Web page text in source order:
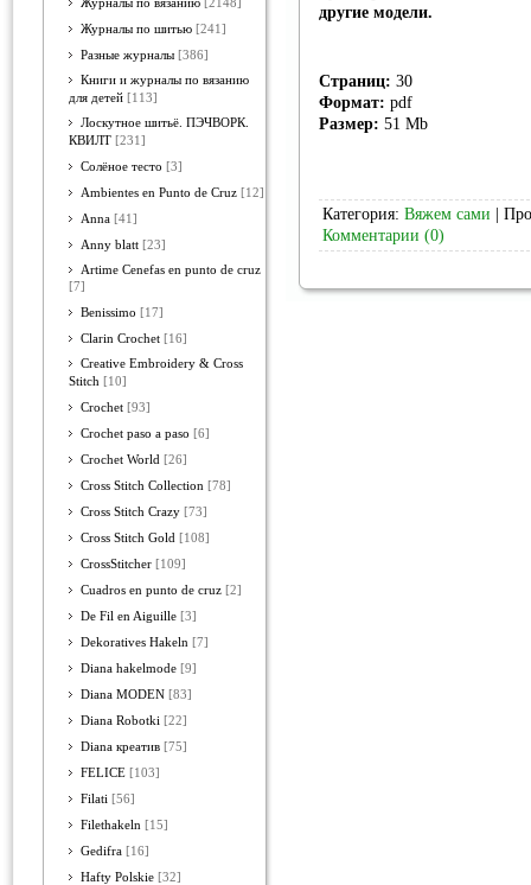
Журналы по вязанию [2148]
Журналы по шитью [241]
Разные журналы [386]
Книги и журналы по вязанию
для детей [113]
Лоскутное шитьё. ПЭЧВОРК.
КВИЛТ [231]
Солёное тесто [3]
Ambientes en Punto de Cruz [12]
Anna [41]
Anny blatt [23]
Artime Cenefas en punto de cruz
[7]
Benissimo [17]
Clarin Crochet [16]
Creative Embroidery & Cross
Stitch [10]
Crochet [93]
Crochet paso a paso [6]
Crochet World [26]
Cross Stitch Collection [78]
Cross Stitch Crazy [73]
Cross Stitch Gold [108]
CrossStitcher [109]
Cuadros en punto de cruz [2]
De Fil en Aiguille [3]
Dekoratives Hakeln [7]
Diana hakelmode [9]
Diana MODEN [83]
Diana Robotki [22]
Diana креатив [75]
FELICE [103]
Filati [56]
Filethakeln [15]
Gedifra [16]
Hafty Polskie [32]
другие модели.
Страниц: 30
Формат: pdf
Размер: 51 Mb
Категория: Вяжем сами |
Комментарии (0)